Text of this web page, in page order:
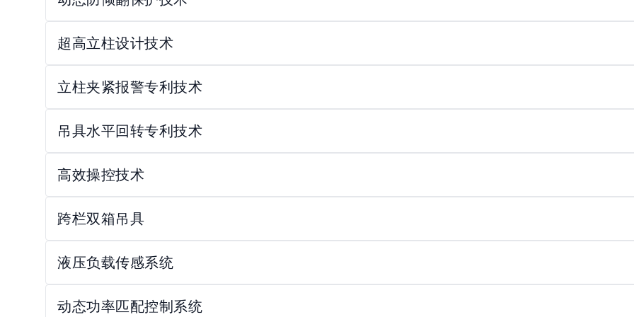
超高立柱设计技术
立柱夹紧报警专利技术
吊具水平回转专利技术
高效操控技术
跨栏双箱吊具
液压负载传感系统
动态功率匹配控制系统